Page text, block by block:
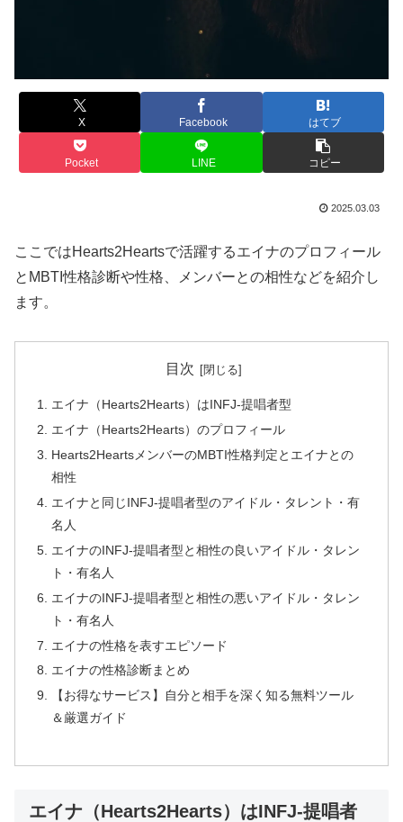
X Facebook はてブ
Pocket LINE コピー
2025.03.03
ここではHearts2Heartsで活躍するエイナのプロフィール
とMBTI性格診断や性格、メンバーとの相性などを紹介し
ます。
目次
エイナ（Hearts2Hearts）はINFJ-提唱者型
エイナ（Hearts2Hearts）のプロフィール
Hearts2HeartsメンバーのMBTI性格判定とエイナとの
相性
エイナと同じINFJ-提唱者型のアイドル・タレント・有
名人
エイナのINFJ-提唱者型と相性の良いアイドル・タレン
ト・有名人
エイナのINFJ-提唱者型と相性の悪いアイドル・タレン
ト・有名人
エイナの性格を表すエピソード
エイナの性格診断まとめ
【お得なサービス】自分と相手を深く知る無料ツール
＆厳選ガイド
エイナ（Hearts2Hearts）はINFJ-提唱者